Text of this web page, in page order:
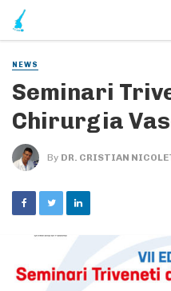
NEWS
Seminari
Chirurgia
By DR. CRISTIAN